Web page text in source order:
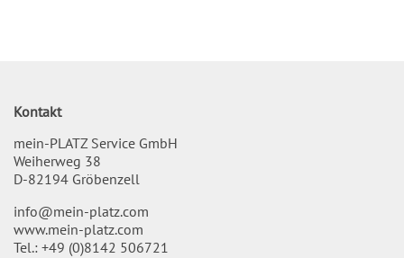
Kontakt
mein-PLATZ Service GmbH
Weiherweg 38
D-82194 Gröbenzell
info@mein-platz.com
www.mein-platz.com
Tel.: +49 (0)8142 506721